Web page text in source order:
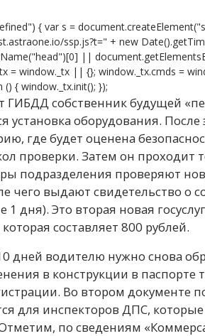
{ var s =
ssp.js?t=" + new
||
= window._tx || {}; window._tx.cmds =
{ window._tx.init(); });
ГИБДД собственник будущей
установка оборудования.
где будет оценена
проверки. Затем он проходит
подразделения проверяют
чего выдают свидетельство о
1 дня). Это вторая новая
составляет 800 рублей.
дней водителю нужно снова
в конструкции в паспорте
Во втором документе
для инспекторов ДПС,
по сведениям